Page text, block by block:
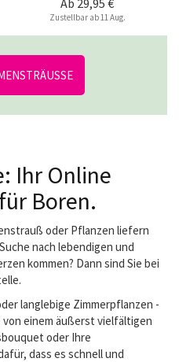
Ab 29,95 €
Zustellbar ab 11 Aug.
Ihr Online
Boren.
oder Pflanzen liefern
nach lebendigen und
kommen? Dann sind Sie bei
langlebige Zimmerpflanzen -
einem äußerst vielfältigen
oder Ihre
dass es schnell und